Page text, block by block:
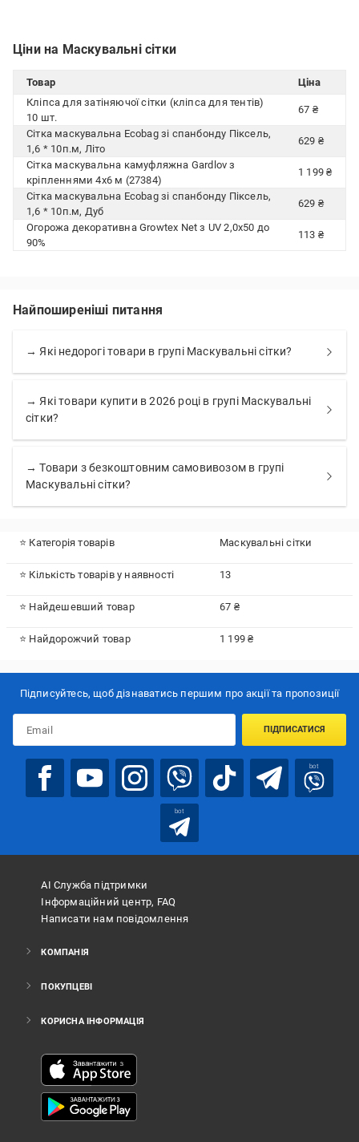
Ціни на Маскувальні сітки
Товар
Ціна
Кліпса для затіняючої сітки (кліпса для тентів)
10 шт.
67 ₴
Сітка маскувальна Ecobag зі спанбонду Піксель,
1,6 * 10п.м, Літо
629 ₴
Сітка маскувальна камуфляжна Gardlov з
кріпленнями 4х6 м (27384)
1 199 ₴
Сітка маскувальна Ecobag зі спанбонду Піксель,
1,6 * 10п.м, Дуб
629 ₴
Огорожа декоративна Growtex Net з UV 2,0x50 до
90%
113 ₴
Найпоширеніші питання
→ Які недорогі товари в групі Маскувальні сітки?
→ Які товари купити в 2026 році в групі Маскувальні
сітки?
→ Товари з безкоштовним самовивозом в групі
Маскувальні сітки?
⭐ Категорія товарів Маскувальні сітки
⭐ Кількість товарів у наявності 13
⭐ Найдешевший товар 67 ₴
⭐ Найдорожчий товар 1 199 ₴
Підписуйтесь, щоб дізнаватись першим про акції та пропозиції
ПІДПИСАТИСЯ
bot
bot
АІ Служба підтримки
Інформаційний центр, FAQ
Написати нам повідомлення
КОМПАНІЯ
ПОКУПЦЕВІ
КОРИСНА ІНФОРМАЦІЯ